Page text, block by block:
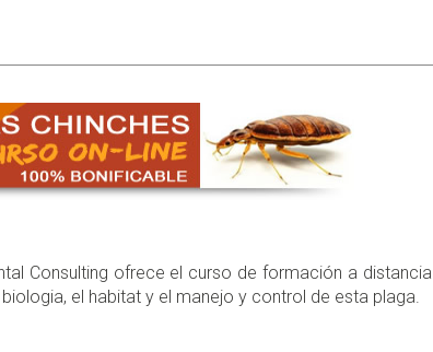
Consulting ofrece el curso de formación a distancia
el habitat y el manejo y control de esta plaga.